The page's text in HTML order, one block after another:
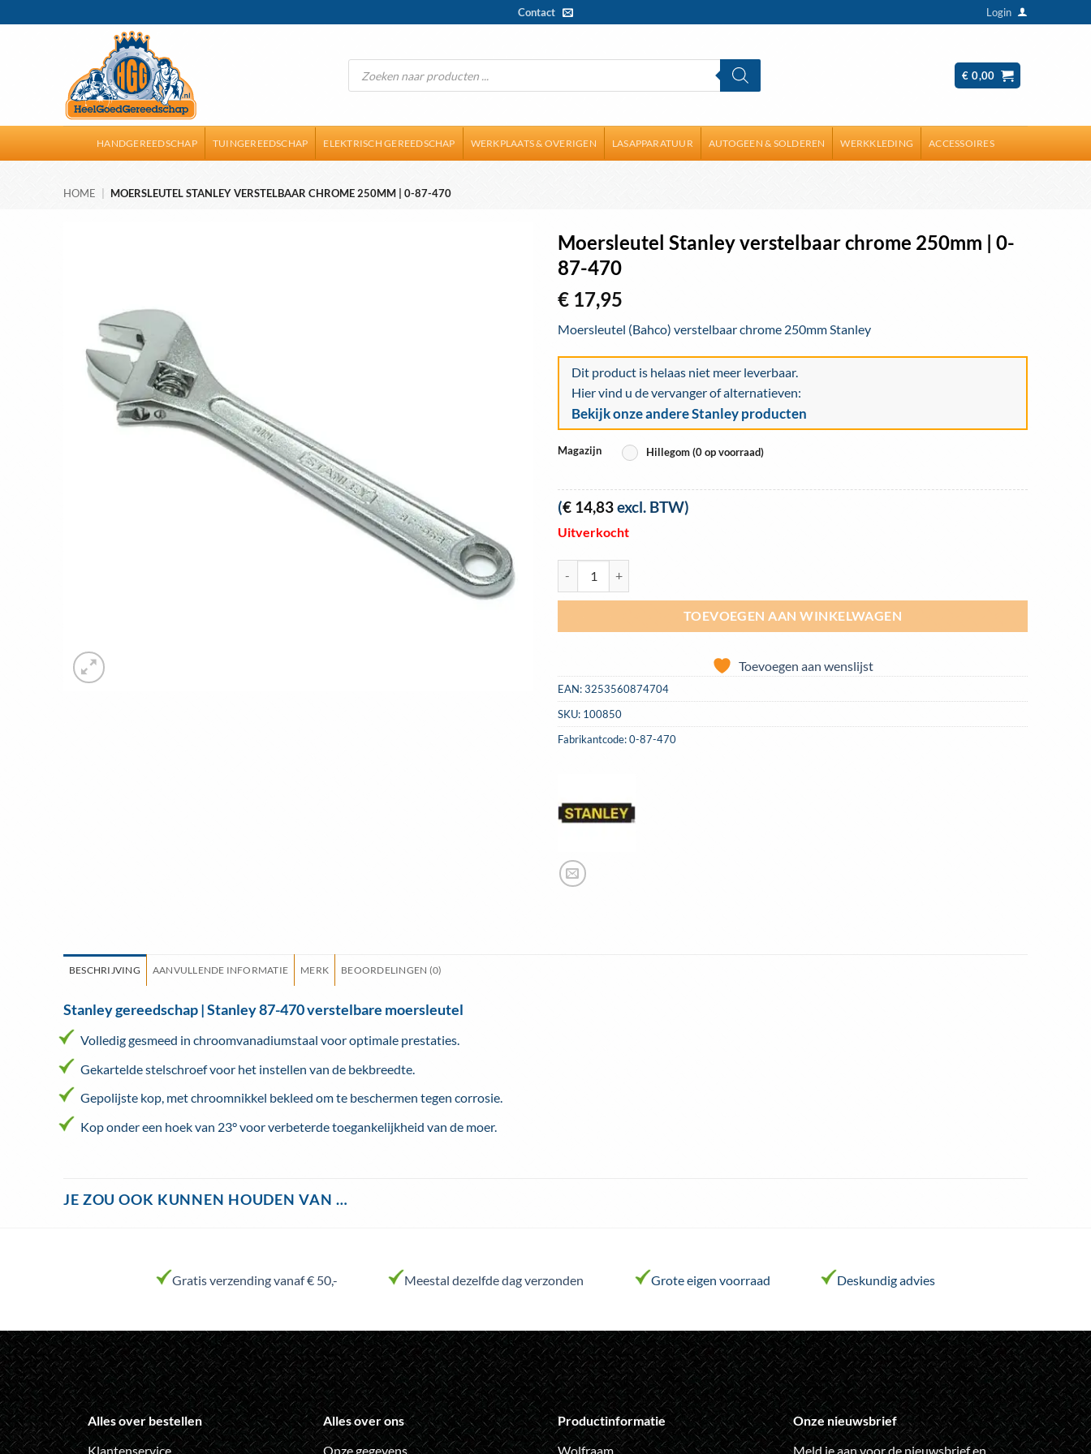
naar
Contact Login
Producten
zoeken
€ 0,00
HANDGEREEDSCHAP TUINGEREEDSCHAP ELEKTRISCH GEREEDSCHAP WERKPLAATS & OVERIGEN LASAPPARATUUR AUTOGEEN & SOLDEREN WERKKLEDING ACCESSOIRES
HOME | MOERSLEUTEL STANLEY VERSTELBAAR CHROME 250MM | 0-87-470
Moersleutel Stanley verstelbaar chrome 250mm | 0-
87-470
€ 17,95
Moersleutel (Bahco) verstelbaar chrome 250mm Stanley
Dit product is helaas niet meer leverbaar.
Hier vind u de vervanger of alternatieven:
Bekijk onze andere Stanley producten
Magazijn Hillegom (0 op voorraad)
(€ 14,83excl. BTW)
Uitverkocht
TOEVOEGEN AAN WINKELWAGEN
Toevoegen aan wenslijst
EAN:3253560874704
SKU: 100850
Fabrikantcode: 0-87-470
BESCHRIJVING AANVULLENDE INFORMATIE MERK BEOORDELINGEN (0)
Stanley gereedschap | Stanley 87-470 verstelbare moersleutel
Volledig gesmeed in chroomvanadiumstaal voor optimale prestaties.
Gekartelde stelschroef voor het instellen van de bekbreedte.
Gepolijste kop, met chroomnikkel bekleed om te beschermen tegen corrosie.
Kop onder een hoek van 23° voor verbeterde toegankelijkheid van de moer.
JE ZOU OOK KUNNEN HOUDEN VAN …
Gratis verzending vanaf € 50,- Meestal dezelfde dag verzonden Grote eigen voorraad Deskundig advies
Alles over bestellen
Klantenservice
Alles over ons
Onze gegevens
Productinformatie
Wolfraam
Onze nieuwsbrief
Meld je aan voor de nieuwsbrief en